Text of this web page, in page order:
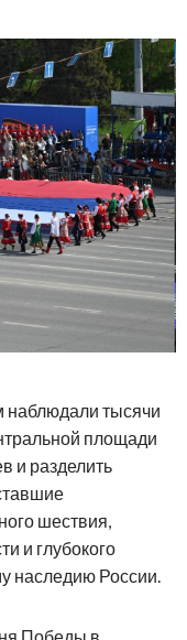
наблюдали тысячи
площади
и разделить
шествия,
и глубокого
наследию России.